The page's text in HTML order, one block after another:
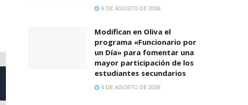
6 DE AGOSTO DE 2026
Modifican en Oliva el
programa «Funcionario por
un Día» para fomentar una
mayor participación de los
estudiantes secundarios
6 DE AGOSTO DE 2026